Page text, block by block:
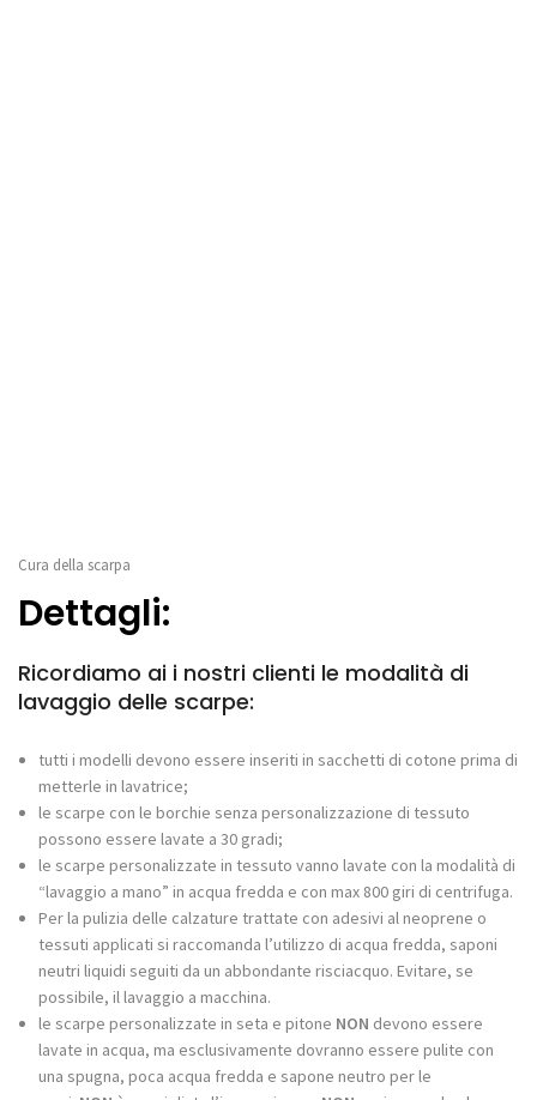
Cura della scarpa
Dettagli:
Ricordiamo ai i nostri clienti le modalità di
lavaggio delle scarpe:
tutti i modelli devono essere inseriti in sacchetti di cotone prima di
metterle in lavatrice;
le scarpe con le borchie senza personalizzazione di tessuto
possono essere lavate a 30 gradi;
le scarpe personalizzate in tessuto vanno lavate con la modalità di
“lavaggio a mano” in acqua fredda e con max 800 giri di centrifuga.
Per la pulizia delle calzature trattate con adesivi al neoprene o
tessuti applicati si raccomanda l’utilizzo di acqua fredda, saponi
neutri liquidi seguiti da un abbondante risciacquo. Evitare, se
possibile, il lavaggio a macchina.
le scarpe personalizzate in seta e pitone NON devono essere
lavate in acqua, ma esclusivamente dovranno essere pulite con
una spugna, poca acqua fredda e sapone neutro per le